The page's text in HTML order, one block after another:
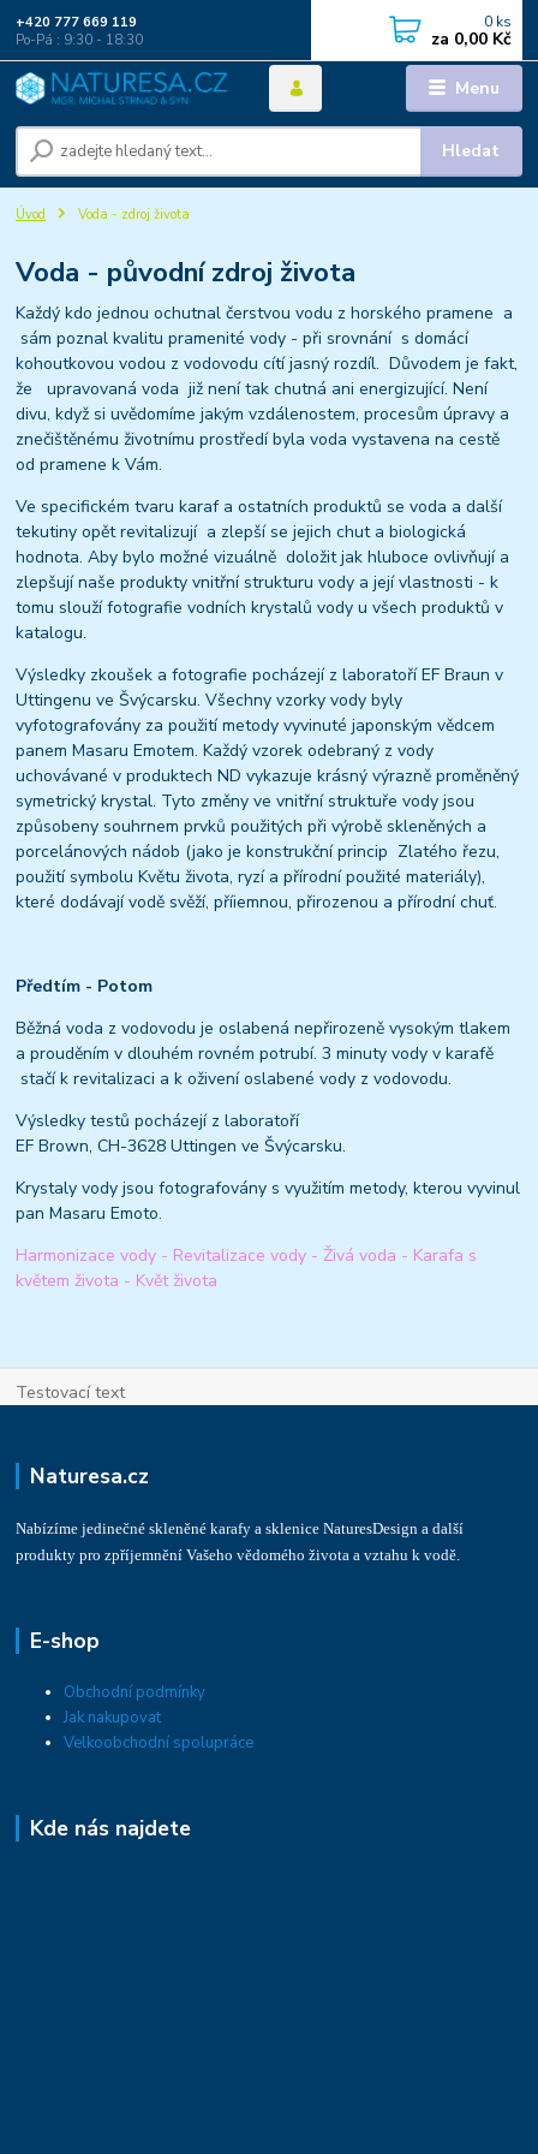
Menu
Hledat
+420 777 669 119
Po-Pá : 9:30 - 18:30
0 ks
za 0,00 Kč
Úvod Voda - zdroj života
Voda - původní zdroj života
Každý kdo jednou ochutnal čerstvou vodu z horského pramene a
sám poznal kvalitu pramenité vody - při srovnání s domácí
kohoutkovou vodou z vodovodu cítí jasný rozdíl. Důvodem je fakt,
že upravovaná voda již není tak chutná ani energizující. Není
divu, když si uvědomíme jakým vzdálenostem, procesům úpravy a
znečištěnému životnímu prostředí byla voda vystavena na cestě
od pramene k Vám.
Ve specifickém tvaru karaf a ostatních produktů se voda a další
tekutiny opět revitalizují a zlepší se jejich chut a biologická
hodnota. Aby bylo možné vizuálně doložit jak hluboce ovlivňují a
zlepšují naše produkty vnitřní strukturu vody a její vlastnosti - k
tomu slouží fotografie vodních krystalů vody u všech produktů v
katalogu.
Výsledky zkoušek a fotografie pocházejí z laboratoří EF Braun v
Uttingenu ve Švýcarsku. Všechny vzorky vody byly
vyfotografovány za použití metody vyvinuté japonským vědcem
panem Masaru Emotem. Každý vzorek odebraný z vody
uchovávané v produktech ND vykazuje krásný výrazně proměněný
symetrický krystal. Tyto změny ve vnitřní struktuře vody jsou
způsobeny souhrnem prvků použitých při výrobě skleněných a
porcelánových nádob (jako je konstrukční princip Zlatého řezu,
použití symbolu Květu života, ryzí a přírodní použité materiály),
které dodávají vodě svěží, příiemnou, přirozenou a přírodní chuť.
Předtím - Potom
Běžná voda z vodovodu je oslabená nepřirozeně vysokým tlakem
a prouděním v dlouhém rovném potrubí. 3 minuty vody v karafě
stačí k revitalizaci a k oživení oslabené vody z vodovodu.
Výsledky testů pocházejí z laboratoří
EF Brown, CH-3628 Uttingen ve Švýcarsku.
Krystaly vody jsou fotografovány s využitím metody, kterou vyvinul
pan Masaru Emoto.
Harmonizace vody - Revitalizace vody - Živá voda - Karafa s
květem života - Květ života
Testovací text
Naturesa.cz
Nabízíme jedinečné skleněné karafy a sklenice NaturesDesign a další
produkty pro zpříjemnění Vašeho vědomého života a vztahu k vodě.
E-shop
Obchodní podmínky
Jak nakupovat
Velkoobchodní spolupráce
Kde nás najdete